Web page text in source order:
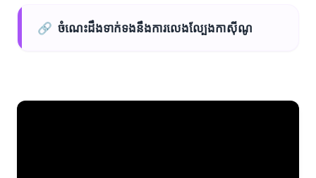
🔗 ចំណេះដឹងទាក់ទងនឹងការលេងល្បែងកាស៊ីណូ